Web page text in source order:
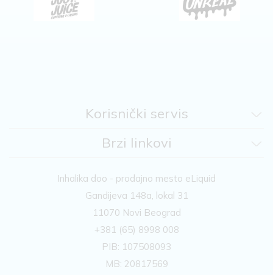
Korisnički servis
Brzi linkovi
Inhalika doo - prodajno mesto eLiquid
Gandijeva 148a, lokal 31
11070 Novi Beograd
+381 (65) 8998 008
PIB: 107508093
MB: 20817569